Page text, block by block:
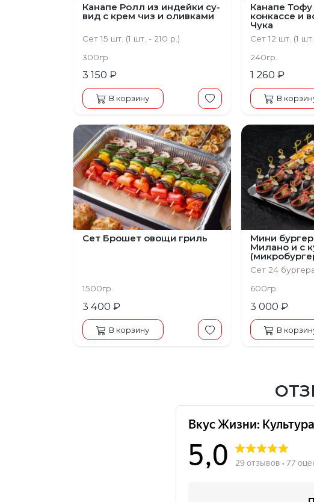
Канапе Ролл из индейки су-
вид с крем чиз и оливками
Сет 15 шт. (1 шт. - 210 р.)
300гр.
3 150 ₽
В корзину
Канапе
конкассе и
Чука
Сет 12 шт. (1
240гр.
1 260 ₽
В
Сет Брошет овощи гриль
1500гр.
3 400 ₽
В корзину
Мини
Милано и с
Сет 24
600гр.
3 000 ₽
В